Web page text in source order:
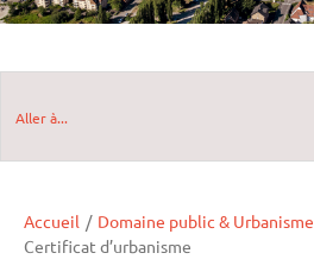
Aller à...
Accueil / Domaine public & Urbanisme
Certificat d’urbanisme